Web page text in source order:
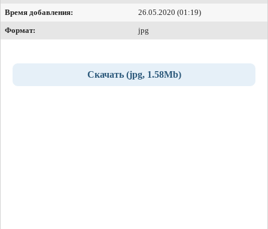
Время добавления:
26.05.2020 (01:19)
Формат:
jpg
Скачать (jpg, 1.58Mb)